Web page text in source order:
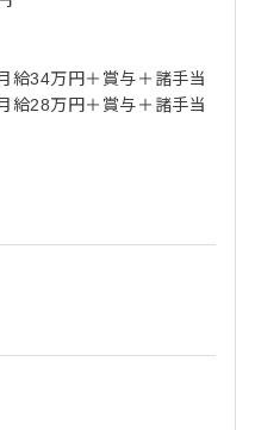
給34万円＋賞与＋諸手当
給28万円＋賞与＋諸手当